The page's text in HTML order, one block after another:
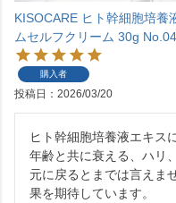
KISOCARE ヒト幹細胞培養
ムセルフクリーム 30g
購入者
投稿日 2026/03/20
ヒト幹細胞培養液エキス
年齢と共に衰える、ハリ
元に戻るとまでは言えま
果を期待しています。